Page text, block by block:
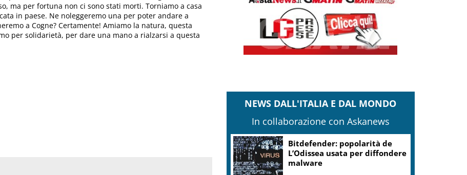
ma per fortuna non ci sono stati morti. Torniamo a casa
in paese. Ne noleggeremo una per poter andare a
a Cogne? Certamente! Amiamo la natura, questa
per solidarietà, per dare una mano a rialzarsi a questa
NEWS DALL'ITALIA E DAL MONDO
In collaborazione con Askanews
Bitdefender: popolarità de
L’Odissea usata per diffondere
malware